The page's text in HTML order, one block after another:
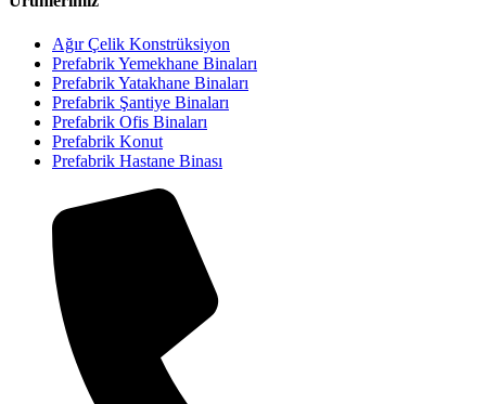
Ağır Çelik Konstrüksiyon
Prefabrik Yemekhane Binaları
Prefabrik Yatakhane Binaları
Prefabrik Şantiye Binaları
Prefabrik Ofis Binaları
Prefabrik Konut
Prefabrik Hastane Binası